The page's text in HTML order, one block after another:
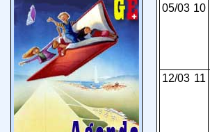
05/03 10
12/03 11